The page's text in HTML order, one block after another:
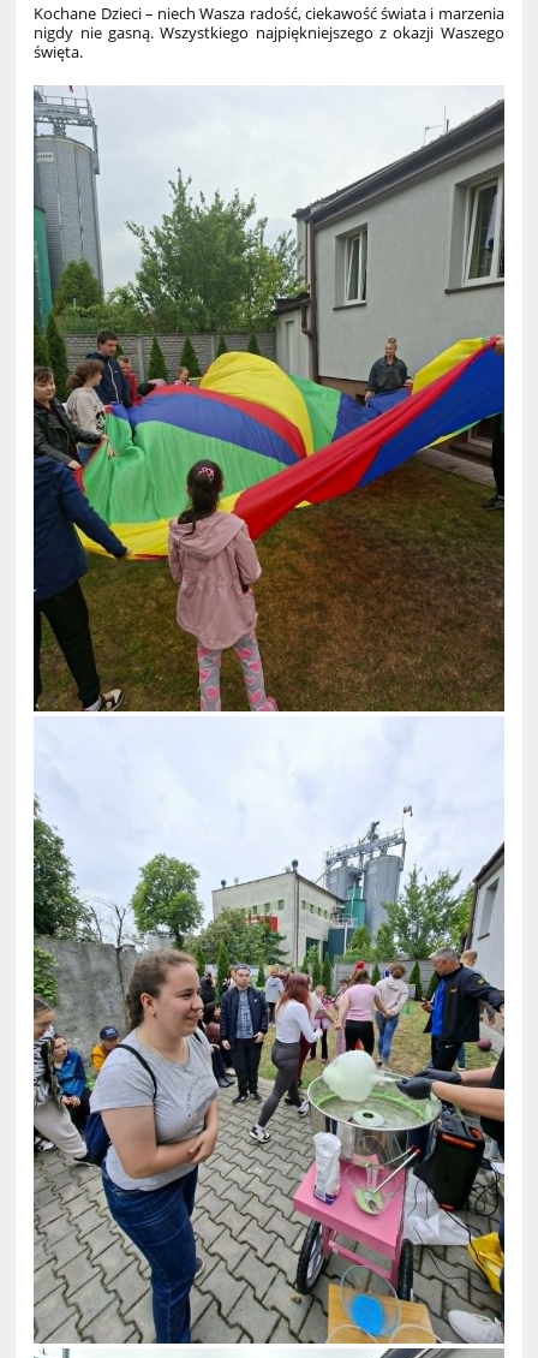
Kochane Dzieci – niech Wasza radość, ciekawość świata i marzenia
nigdy nie gasną. Wszystkiego najpiękniejszego z okazji Waszego
święta.